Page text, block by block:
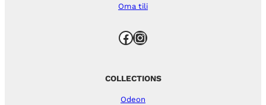
Oma tili
Facebook Instagram
COLLECTIONS
Odeon